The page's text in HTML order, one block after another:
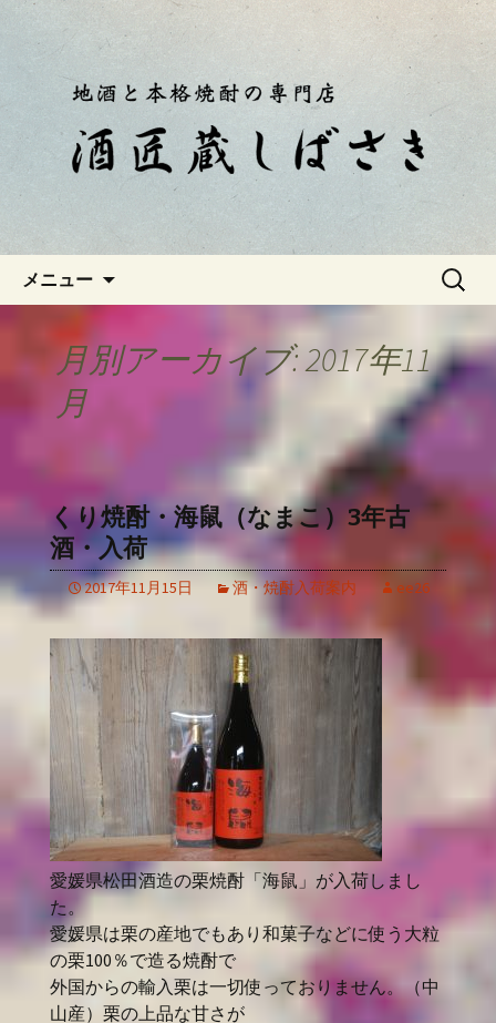
静岡・南伊豆の酒屋「酒匠蔵し
ばさき」のブログ
静岡・南伊豆の酒屋「酒匠蔵しばさ
き」おやじのつぶやき
メニュー
検
月別アーカイブ: 2017年11
月
くり焼酎・海鼠（なまこ）3年古
酒・入荷
2017年11月15日 酒・焼酎入荷案内 ee26
愛媛県松田酒造の栗焼酎「海鼠」が入荷しまし
た。
愛媛県は栗の産地でもあり和菓子などに使う大粒
の栗100％で造る焼酎で
外国からの輸入栗は一切使っておりません。（中
山産）栗の上品な甘さが